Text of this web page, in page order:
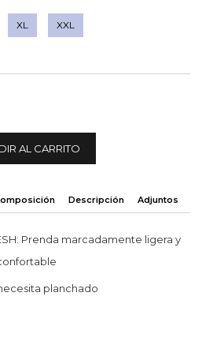
XL XXL
AL CARRITO
Descripción Adjuntos
Prenda marcadamente ligera y
planchado